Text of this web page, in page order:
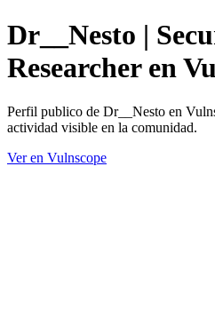
Dr__Nesto |
Researcher en
Perfil publico de Dr__Nesto en
actividad visible en la comunidad.
Ver en Vulnscope